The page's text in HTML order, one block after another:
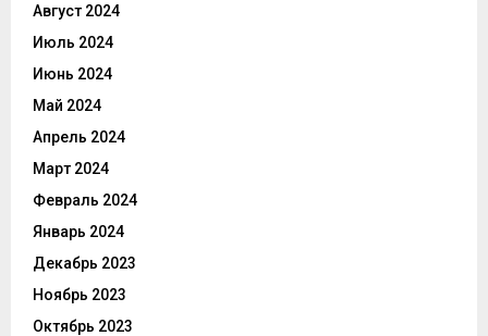
Август 2024
Июль 2024
Июнь 2024
Май 2024
Апрель 2024
Март 2024
Февраль 2024
Январь 2024
Декабрь 2023
Ноябрь 2023
Октябрь 2023